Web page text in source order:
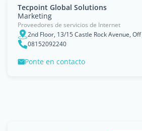
Tecpoint Global Solutions
Marketing
Proveedores de servicios de Internet
08152092240
Ponte en contacto